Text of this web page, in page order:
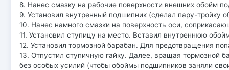
8. Нанес смазку на рабочие поверхности внешних обойм
9. Установил внутренный подшипник (сделал пару-тройку
10. Нанес намного смазки на поверхность оси,
11. Установил ступицу на место. Вставил внутреннюю
12. Установил тормозной барабан. Для предотвращения
13. Отпустил ступичную гайку. Далее, вращая тормозной
без особых усилий (чтобы обоймы подшипников заняли